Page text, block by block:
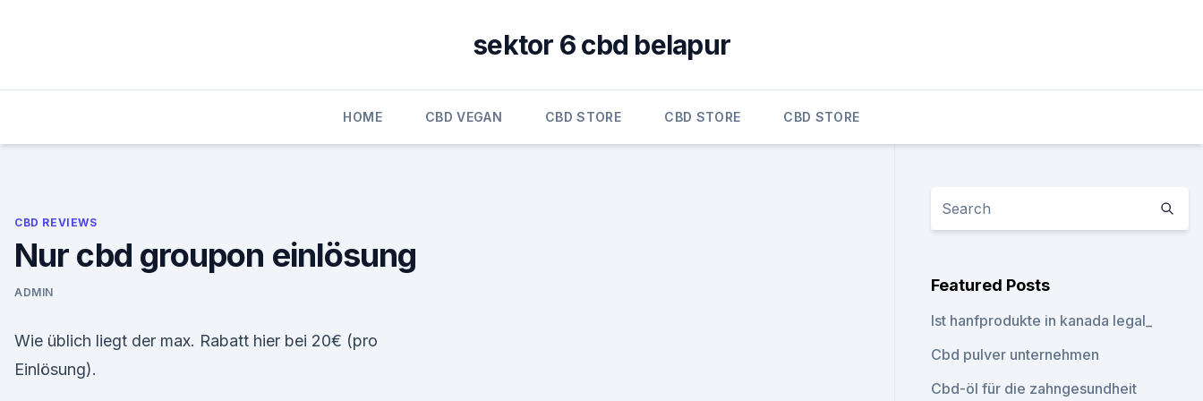
sektor 6 cbd belapur
HOME CBD VEGAN CBD STORE CBD STORE CBD STORE
CBD REVIEWS
Nur cbd groupon einlösung
ADMIN
Wie üblich liegt der max. Rabatt hier bei 20€ (pro
Einlösung).
Featured Posts
Ist hanfprodukte in kanada legal_
Cbd pulver unternehmen
Cbd-öl für die zahngesundheit